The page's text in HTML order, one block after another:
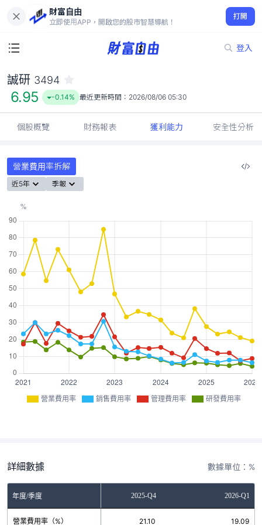
財富自由
立即使用APP，開啟您的股市智慧導航！
打開
登入
6.95
-0.14%
誠研 3494
6.95 -0.14% 最近更新時間： 2026/08/06 05:30
個股概覽 財務報表 獲利能力 安全性分析
營業費用率拆解
近5年 季報
營業費用率 銷售費用率 管理費用率 研發費用率
詳細數據 數據單位：%
年度/季度2025-Q3 2025-Q4 2026-Q1
營業費用率（%）
24.43 21.10 19.09